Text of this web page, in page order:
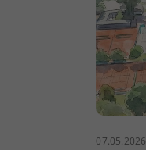
07.05.2026